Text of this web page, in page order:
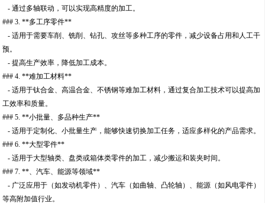
- 通过多轴联动，可以实现高精度的加工。
### 3. **多工序零件**
- 适用于需要车削、铣削、钻孔、攻丝等多种工序的零件，减少设备占用和人工干
预。
- 提高生产效率，降低加工成本。
### 4. **难加工材料**
- 适用于钛合金、高温合金、不锈钢等难加工材料，通过复合加工技术可以提高加
工效率和质量。
### 5. **小批量、多品种生产**
- 适用于定制化、小批量生产，能够快速切换加工任务，适应多样化的产品需求。
### 6. **大型零件**
- 适用于大型轴类、盘类或箱体类零件的加工，减少搬运和装夹时间。
### 7. **、汽车、能源等领域**
- 广泛应用于（如发动机零件）、汽车（如曲轴、凸轮轴）、能源（如风电零件）
等高附加值行业。